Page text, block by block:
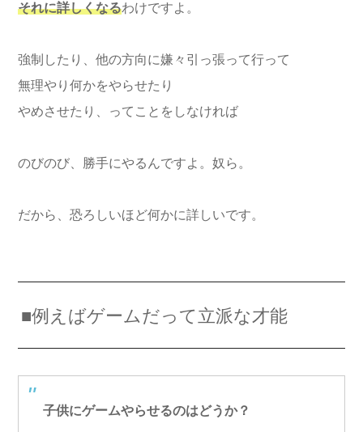
それに詳しくなるわけですよ。
強制したり、他の方向に嫌々引っ張って行って
無理やり何かをやらせたり
やめさせたり、ってことをしなければ
のびのび、勝手にやるんですよ。奴ら。
だから、恐ろしいほど何かに詳しいです。
■例えばゲームだって立派な才能
子供にゲームやらせるのはどうか？